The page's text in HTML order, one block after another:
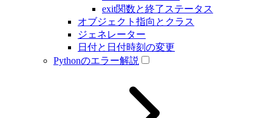
exit関数と終了ステータス
オブジェクト指向とクラス
ジェネレーター
日付と日付時刻の変更
Pythonのエラー解説